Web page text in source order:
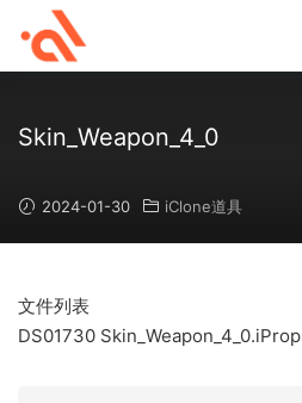
Skin_Weapon_4_0
2024-01-30 iClone道具
文件列表
DS01730 Skin_Weapon_4_0.iProp